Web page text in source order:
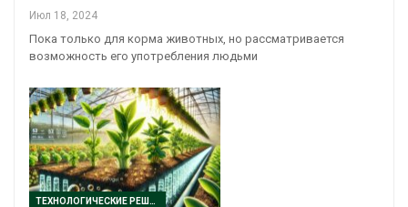
Июл 18, 2024
Пока только для корма животных, но рассматривается
возможность его употребления людьми
ТЕХНОЛОГИЧЕСКИЕ РЕШЕНИЯ